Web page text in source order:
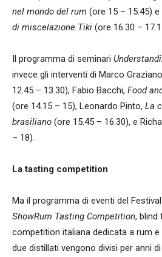
nel mondo del rum (ore 15 – 15.45)
di miscelazione Tiki (ore 16.30 –
Il programma di seminari
invece gli interventi di Marco
12.45 – 13.30), Fabio Bacchi, Food
(ore 14.15 – 15), Leonardo Pinto, La
brasiliano (ore 15.45 – 16.30), e
– 18).
La tasting competition
Ma il programma di eventi del
ShowRum Tasting Competition, blind
competition italiana dedicata a rum e
due distillati vengono divisi per anni